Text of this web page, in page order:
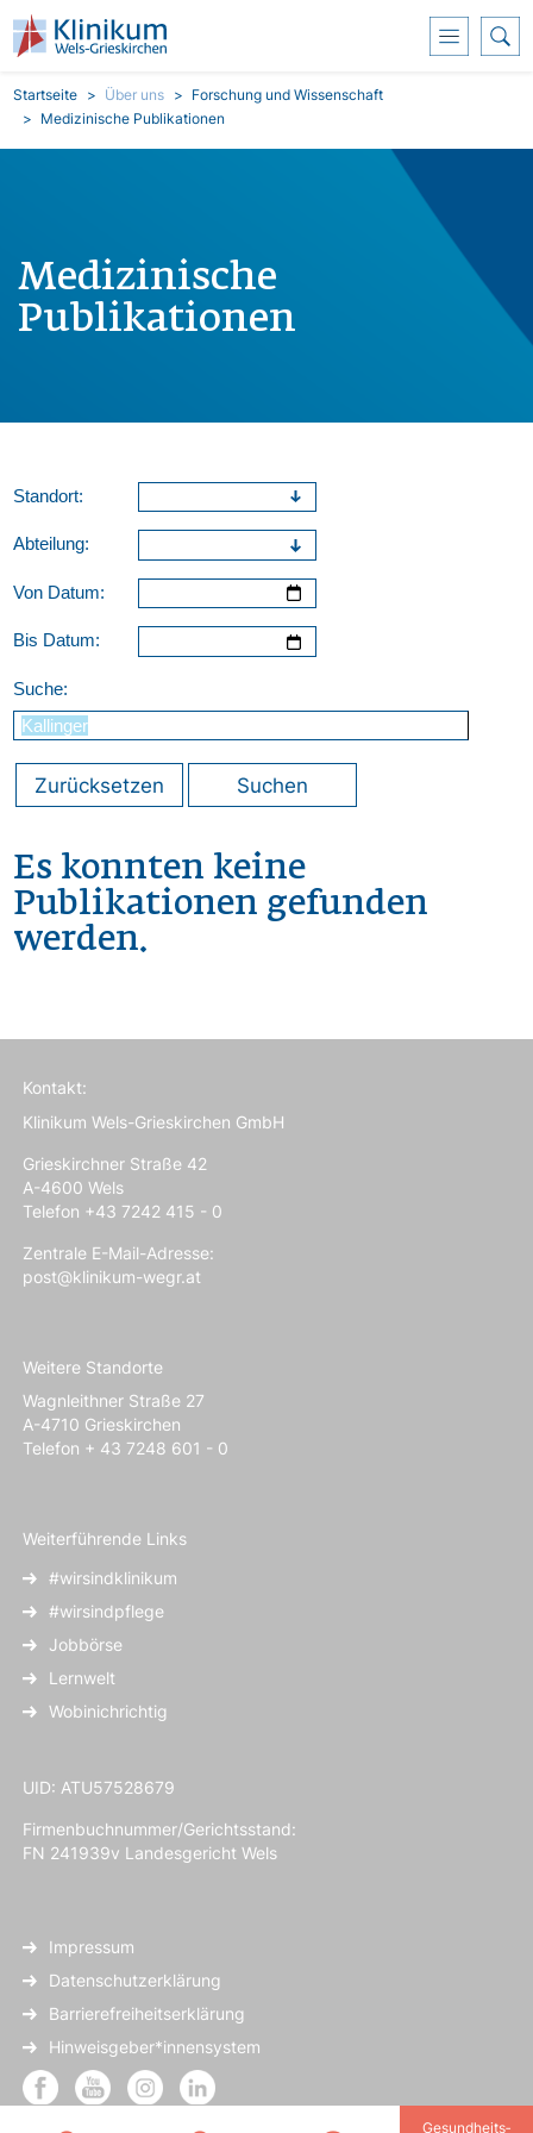
Direkt zum Inhalt
Pfadnavigation
Startseite Über uns
Forschung und Wissenschaft
Medizinische Publikationen
Medizinische
Publikationen
Standort:
Abteilung:
Von Datum:
Bis Datum:
Suche:
Zurücksetzen Suchen
Es konnten keine
Publikationen gefunden
werden.
Gesundheits­
Kontakt:
Klinikum Wels-Grieskirchen GmbH
Grieskirchner Straße 42
A-4600 Wels
Telefon +43 7242 415 - 0
Zentrale E-Mail-Adresse:
post@klinikum-wegr.at
Weitere Standorte
Wagnleithner Straße 27
A-4710 Grieskirchen
Telefon + 43 7248 601 - 0
Weiterführende Links
#wirsindklinikum
#wirsindpflege
Jobbörse
Lernwelt
Wobinichrichtig
UID: ATU57528679
Firmenbuchnummer/Gerichtsstand:
FN 241939v Landesgericht Wels
Impressum
Datenschutzerklärung
Barrierefreiheitserklärung
Hinweisgeber*innensystem